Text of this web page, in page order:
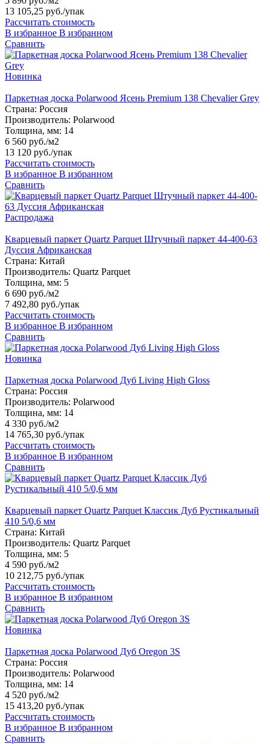
13 105,25 руб./упак
Рассчитать стоимость
В избранное В избранном
Сравнить
Новинка
Паркетная доска Polarwood Ясень Premium 138 Chevalier Grey
Страна: Россия
Производитель: Polarwood
Толщина, мм: 14
6 560 руб./м2
13 120 руб./упак
Рассчитать стоимость
В избранное В избранном
Сравнить
Распродажа
Кварцевый паркет Quartz Parquet Штучный паркет 44-400-63
Дуссия Африканская
Страна: Китай
Производитель: Quartz Parquet
Толщина, мм: 5
6 690 руб./м2
7 492,80 руб./упак
Рассчитать стоимость
В избранное В избранном
Сравнить
Новинка
Паркетная доска Polarwood Дуб Living High Gloss
Страна: Россия
Производитель: Polarwood
Толщина, мм: 14
4 330 руб./м2
14 765,30 руб./упак
Рассчитать стоимость
В избранное В избранном
Сравнить
Кварцевый паркет Quartz Parquet Классик Дуб Рустикальный
410 5/0,6 мм
Страна: Китай
Производитель: Quartz Parquet
Толщина, мм: 5
4 590 руб./м2
10 212,75 руб./упак
Рассчитать стоимость
В избранное В избранном
Сравнить
Новинка
Паркетная доска Polarwood Дуб Oregon 3S
Страна: Россия
Производитель: Polarwood
Толщина, мм: 14
4 520 руб./м2
15 413,20 руб./упак
Рассчитать стоимость
В избранное В избранном
Сравнить